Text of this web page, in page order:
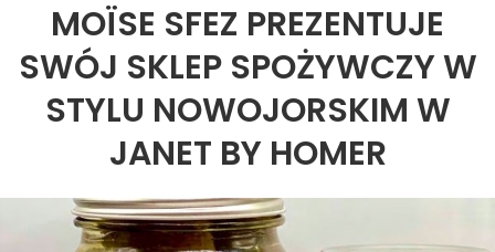
MOÏSE SFEZ PREZENTUJE
SWÓJ SKLEP SPOŻYWCZY W
STYLU NOWOJORSKIM W
JANET BY HOMER